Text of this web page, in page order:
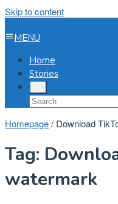
Skip to content
MENU
Home
Stories
Homepage/ Download
Tag:
watermark